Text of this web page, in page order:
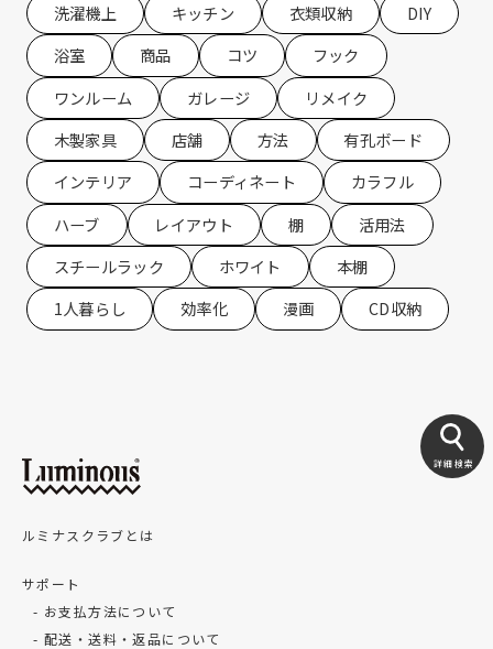
洗濯機上
キッチン 衣類収納
DIY
浴室
商品 コツ
フック
ワンルーム
ガレージ
リメイク
木製家具
店舗 方法
有孔ボード
インテリア
コーディネート
カラフル
ハーブ
レイアウト 棚
活用法
スチールラック
ホワイト
本棚
1人暮らし
効率化 漫画 CD収納
詳細検索
ルミナスクラブとは
サポート
お支払方法について
配送・送料・返品について